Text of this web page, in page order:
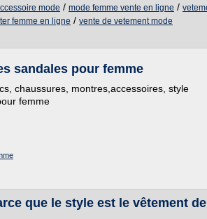
mode / mode femme vente en ligne /
femme en ligne / vente de vetement mode
sandales pour femme
chaussures, montres,accessoires, style
femme
que le style est le vêtement